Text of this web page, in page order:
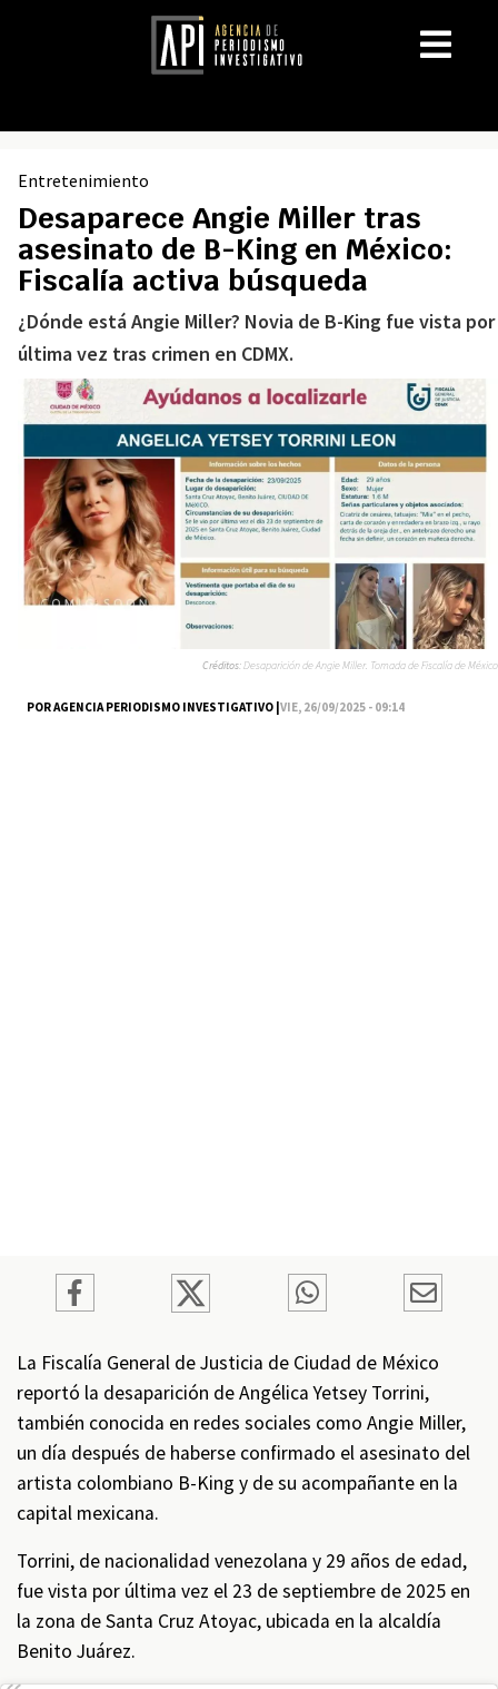
Entretenimiento
Desaparece Angie Miller tras
asesinato de B-King en México:
Fiscalía activa búsqueda
¿Dónde está Angie Miller? Novia de B-King fue vista por
última vez tras crimen en CDMX.
POR AGENCIA PERIODISMO INVESTIGATIVO |VIE, 26/09/2025 - 09:14
Créditos:Desaparición de Angie Miller. Tomada de Fiscalía de México
La Fiscalía General de Justicia de Ciudad de México
reportó la desaparición de Angélica Yetsey Torrini,
también conocida en redes sociales como Angie Miller,
un día después de haberse confirmado el asesinato del
artista colombiano B-King y de su acompañante en la
capital mexicana.
Torrini, de nacionalidad venezolana y 29 años de edad,
fue vista por última vez el 23 de septiembre de 2025 en
la zona de Santa Cruz Atoyac, ubicada en la alcaldía
Benito Juárez.